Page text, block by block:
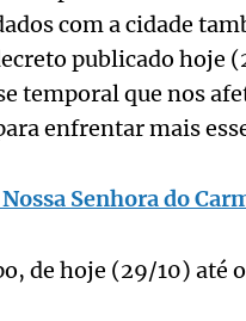
com a cidade
publicado hoje
temporal que nos
enfrentar mais
Senhora do
de hoje (29/10) até